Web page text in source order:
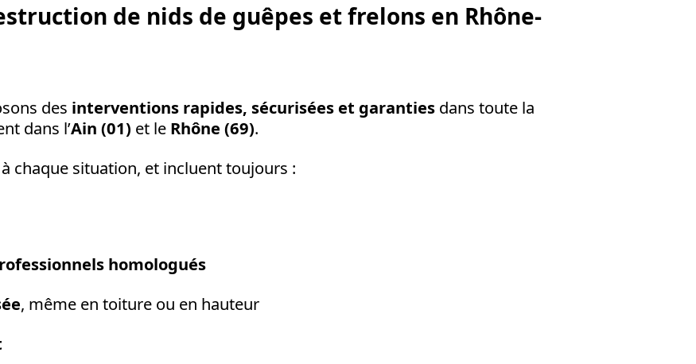
de nids de guêpes et frelons en Rhône-
des interventions rapides, sécurisées et garanties dans toute la
dans l’Ain (01) et le Rhône (69).
chaque situation, et incluent toujours :
homologués
, même en toiture ou en hauteur